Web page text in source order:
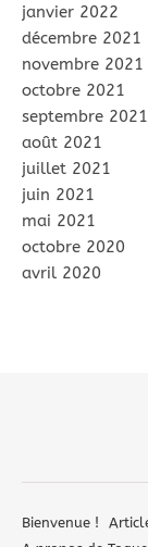
janvier 2022
décembre 2021
novembre 2021
octobre 2021
septembre 2021
août 2021
juillet 2021
juin 2021
mai 2021
octobre 2020
avril 2020
Bienvenue !